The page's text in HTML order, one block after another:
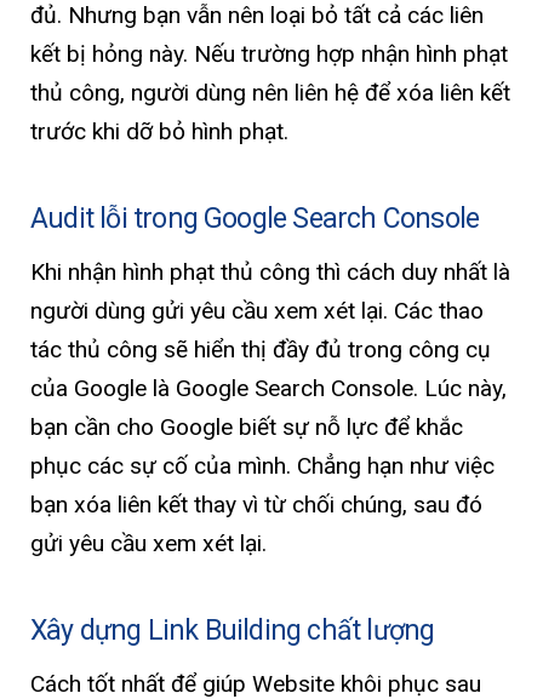
đủ. Nhưng bạn vẫn nên loại bỏ tất cả các liên
kết bị hỏng này. Nếu trường hợp nhận hình phạt
thủ công, người dùng nên liên hệ để xóa liên kết
trước khi dỡ bỏ hình phạt.
Audit lỗi trong Google Search Console
Khi nhận hình phạt thủ công thì cách duy nhất là
người dùng gửi yêu cầu xem xét lại. Các thao
tác thủ công sẽ hiển thị đầy đủ trong công cụ
của Google là Google Search Console. Lúc này,
bạn cần cho Google biết sự nỗ lực để khắc
phục các sự cố của mình. Chẳng hạn như việc
bạn xóa liên kết thay vì từ chối chúng, sau đó
gửi yêu cầu xem xét lại.
Xây dựng Link Building chất lượng
Cách tốt nhất để giúp Website khôi phục sau